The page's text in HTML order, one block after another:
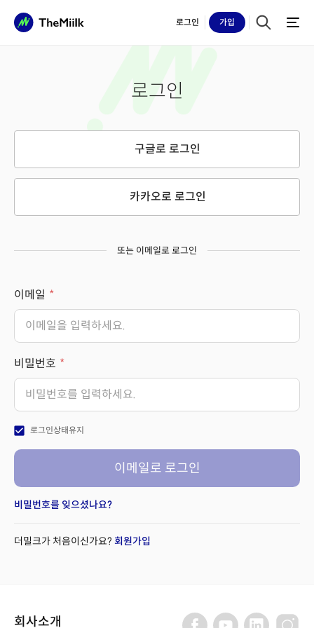
로그인 가입
로그인
구글로 로그인
카카오로 로그인
또는 이메일로 로그인
이메일
비밀번호
check_box 로그인상태유지
이메일로 로그인
비밀번호를 잊으셨나요?
더밀크가 처음이신가요? 회원가입
회사소개